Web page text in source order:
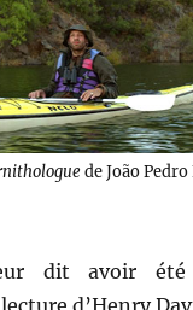
de João
dit avoir été
d’Henry